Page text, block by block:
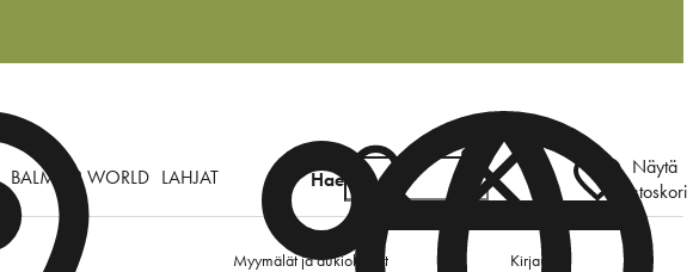
Myymälät ja aukioloajat Kirjaudu
BALMUIR WORLD LAHJAT Hae
Näytä
ostoskori